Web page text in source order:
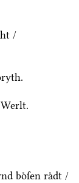
/
boͤſen raͤdt /